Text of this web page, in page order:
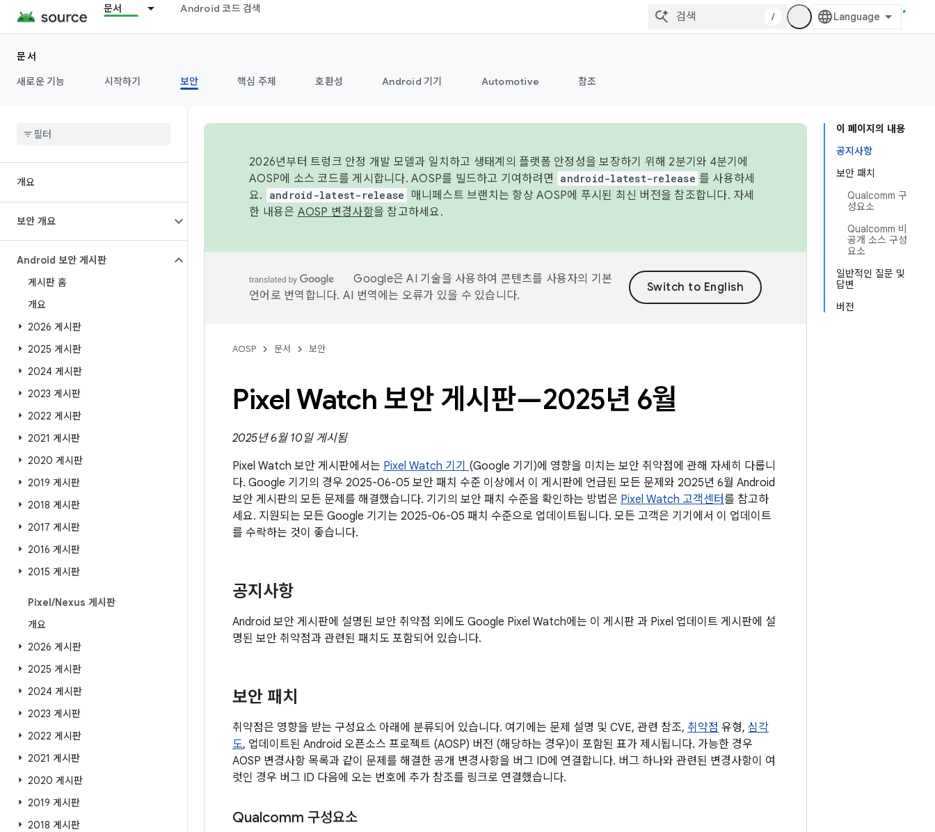
문서 Android 코드 검색
/
문서
새로운 기능
시작하기 보안 핵심 주제 호환성 Android 기기 Automotive 참조
개요
보안 개요
Android 보안 게시판
게시판 홈
개요
2026 게시판
2025 게시판
2024 게시판
2023 게시판
2022 게시판
2021 게시판
2020 게시판
2019 게시판
2018 게시판
2017 게시판
2016 게시판
2015 게시판
Pixel/Nexus 게시판
개요
2026 게시판
2025 게시판
2024 게시판
2023 게시판
2022 게시판
2021 게시판
2020 게시판
2019 게시판
2018 게시판
이 페이지의 내용
공지사항
보안 패치
Qualcomm 구
성요소
Qualcomm 비
공개 소스 구성
요소
일반적인 질문 및
답변
버전
2026년부터 트렁크 안정 개발 모델과 일치하고 생태계의 플랫폼 안정성을 보장하기 위해 2분기와 4분기에
AOSP에 소스 코드를 게시합니다. AOSP를 빌드하고 기여하려면
android-latest-release 를 사용하세
요.
android-latest-release
매니페스트 브랜치는 항상 AOSP에 푸시된 최신 버전을 참조합니다. 자세
한 내용은 AOSP 변경사항을 참고하세요.
Google은 AI 기술을 사용하여 콘텐츠를 사용자의 기본
언어로 번역합니다. AI 번역에는 오류가 있을 수 있습니다.
AOSP 문서 보안
Pixel Watch 보안 게시판—2025년 6월
2025년 6월 10일 게시됨
Pixel Watch 보안 게시판에서는 Pixel Watch 기기 (Google 기기)에 영향을 미치는 보안 취약점에 관해 자세히 다룹니
다. Google 기기의 경우 2025-06-05 보안 패치 수준 이상에서 이 게시판에 언급된 모든 문제와 2025년 6월 Android
보안 게시판의 모든 문제를 해결했습니다. 기기의 보안 패치 수준을 확인하는 방법은 Pixel Watch 고객센터를 참고하
세요. 지원되는 모든 Google 기기는 2025-06-05 패치 수준으로 업데이트됩니다. 모든 고객은 기기에서 이 업데이트
를 수락하는 것이 좋습니다.
공지사항
Android 보안 게시판에 설명된 보안 취약점 외에도 Google Pixel Watch에는 이 게시판 과 Pixel 업데이트 게시판에 설
명된 보안 취약점과 관련된 패치도 포함되어 있습니다.
보안 패치
취약점은 영향을 받는 구성요소 아래에 분류되어 있습니다. 여기에는 문제 설명 및 CVE, 관련 참조, 취약점 유형, 심각
도, 업데이트된 Android 오픈소스 프로젝트 (AOSP) 버전 (해당하는 경우)이 포함된 표가 제시됩니다. 가능한 경우
AOSP 변경사항 목록과 같이 문제를 해결한 공개 변경사항을 버그 ID에 연결합니다. 버그 하나와 관련된 변경사항이 여
럿인 경우 버그 ID 다음에 오는 번호에 추가 참조를 링크로 연결했습니다.
Qualcomm 구성요소